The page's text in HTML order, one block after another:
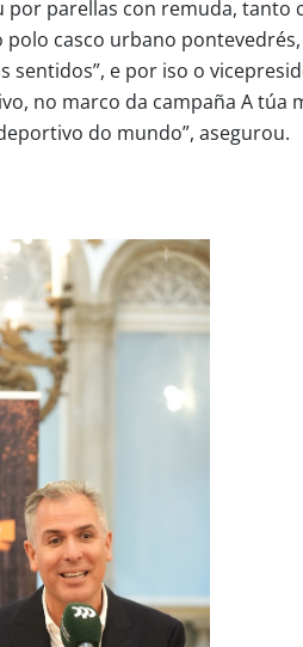
por parellas con remuda,
casco urbano
e por iso o
no marco da campaña A túa
do mundo”, asegurou.